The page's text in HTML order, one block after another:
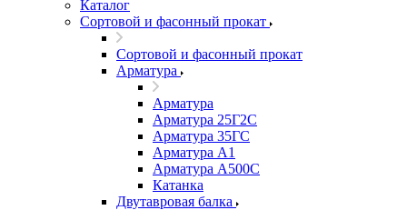
Каталог
Сортовой и фасонный прокат
Сортовой и фасонный прокат
Арматура
Арматура
Арматура 25Г2С
Арматура 35ГС
Арматура А1
Арматура А500С
Катанка
Двутавровая балка